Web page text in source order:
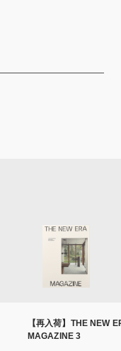
【再入荷】THE NEW
MAGAZINE 3